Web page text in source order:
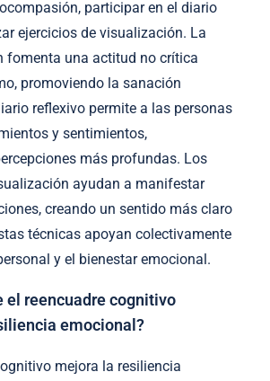
participar en el diario
ejercicios de visualización. La
fomenta una actitud no crítica
promoviendo la sanación
reflexivo permite a las personas
y sentimientos,
más profundas. Los
ayudan a manifestar
creando un sentido más claro
técnicas apoyan colectivamente
y el bienestar emocional.
el reencuadre cognitivo
emocional?
mejora la resiliencia